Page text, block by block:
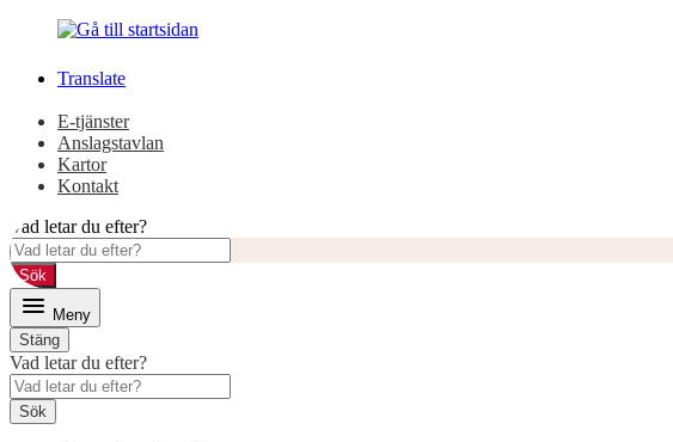
innehåll
huvudmeny
Translate
E-tjänster
Anslagstavlan
Kartor
Kontakt
Vad letar du efter?
Sök
Meny
Stäng
Vad letar du efter?
Sök